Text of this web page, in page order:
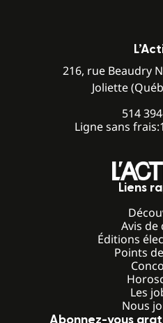
216, rue Beaudry
Joliette
514
Ligne sans frais:
Liens
Avis de
Éditions
Points
Les
Nous
Abonnez-vous